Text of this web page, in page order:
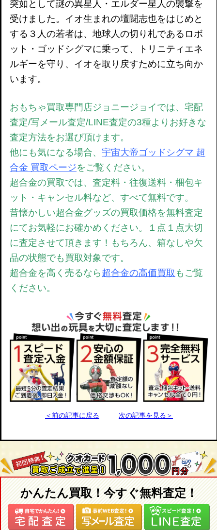
突如として謎の異星人・エルダー星人の襲撃を
受けました。イオ生まれの壇闘志也をはじめと
する３人の若者は、地球人の切り札であるロボ
ット・ゴッドシグマに乗って、トリニティエネ
ルギーを守り、イオを取り戻すために立ち向か
います。
おもちゃ買取専門店ジョニージョイでは、宅配
査定/写メール査定/LINE査定の3種よりお好きな
査定方法をお選び頂けます。
他にも気になる場合、 宇宙大帝ゴッドシグマ 超
合金 買取ページをご覧ください。
超合金の買取では、 査定料・往復送料・梱包キ
ット・キャンセル料など、すべて無料です。
昔懐かしい超合金グッズの買取価格を無料査定
にてお気軽にお確かめください。
１点１点大切
に査定させて頂きます！もちろん、箱なしや欠
品の状態でも買取対象です。
超合金を高く売るなら超合金の高価買取 もご覧
ください。
＜前の記事に戻る 次の記事を見る＞
かんたん買取！今すぐ無料査定！